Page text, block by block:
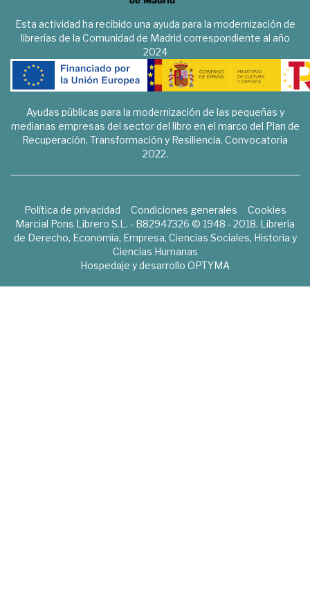
Esta actividad ha recibido una ayuda para la modernización de
librerías de la Comunidad de Madrid correspondiente al año
2024
Ayudas públicas para la modernización de las pequeñas y
medianas empresas del sector del libro en el marco del Plan de
Recuperación, Transformación y Resiliencia. Convocatoria
2022.
Política de privacidad Condiciones generales
Cookies
Marcial Pons Librero S.L. - B82947326 © 1948 - 2018. Librería
de Derecho, Economía, Empresa, Ciencias Sociales, Historia y
Ciencias Humanas
Hospedaje y desarrollo OPTYMA